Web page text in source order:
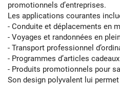
promotionnels d’entreprises.
Les applications courantes
- Conduite et déplacements en
- Voyages et randonnées en
- Transport professionnel
- Programmes d’articles
- Produits promotionnels pour
Son design polyvalent lui